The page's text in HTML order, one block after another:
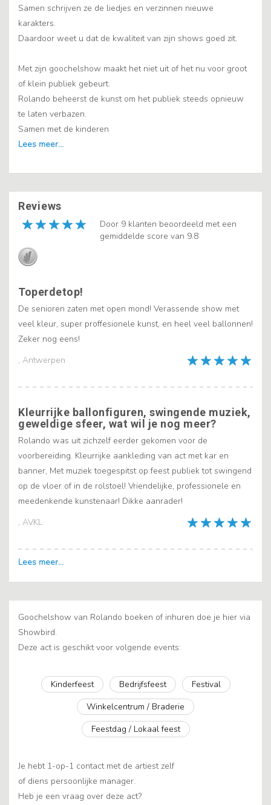
Samen schrijven ze de liedjes en verzinnen nieuwe
karakters.
Daardoor weet u dat de kwaliteit van zijn shows goed zit.
Met zijn goochelshow maakt het niet uit of het nu voor groot
of klein publiek gebeurt.
Rolando beheerst de kunst om het publiek steeds opnieuw
te laten verbazen.
Samen met de kinderen
Reviews
Door 9 klanten beoordeeld met een
gemiddelde score van 9.8
, Antwerpen
Toperdetop!
De senioren zaten met open mond! Verassende show met
veel kleur, super proffesionele kunst, en heel veel ballonnen!
Zeker nog eens!
, AVKL
Kleurrijke ballonfiguren, swingende muziek,
geweldige sfeer, wat wil je nog meer?
Rolando was uit zichzelf eerder gekomen voor de
voorbereiding. Kleurrijke aankleding van act met kar en
banner, Met muziek toegespitst op feest publiek tot swingend
op de vloer of in de rolstoel! Vriendelijke, professionele en
meedenkende kunstenaar! Dikke aanrader!
Goochelshow van Rolando boeken of inhuren doe je hier via
Showbird.
Deze act is geschikt voor volgende events:
Kinderfeest Bedrijfsfeest
Festival
Winkelcentrum / Braderie
Feestdag / Lokaal feest
Je hebt 1-op-1 contact met de artiest zelf
of diens persoonlijke manager.
Heb je een vraag over deze act?